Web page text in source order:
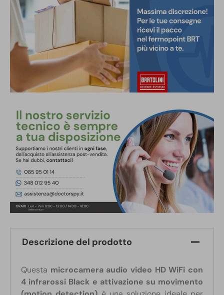
Descrizione del prodotto
Questa microcamera audio video HD WiFi con
4 infrarossi Black e attivazione su movimento